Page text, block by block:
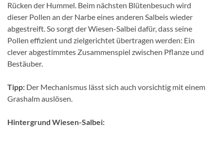
Rücken der Hummel. Beim nächsten Blütenbesuch wird
dieser Pollen an der Narbe eines anderen Salbeis wieder
abgestreift. So sorgt der Wiesen-Salbei dafür, dass seine
Pollen effizient und zielgerichtet übertragen werden: Ein
clever abgestimmtes Zusammenspiel zwischen Pflanze und
Bestäuber.
Tipp: Der Mechanismus lässt sich auch vorsichtig mit einem
Grashalm auslösen.
Hintergrund Wiesen-Salbei: